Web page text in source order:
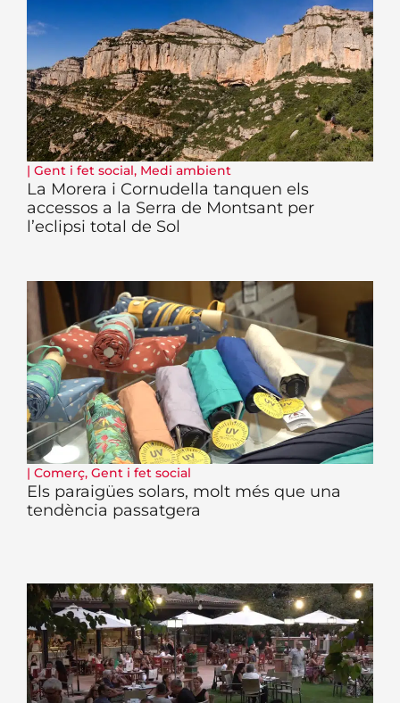
| Gent i fet social, Medi ambient
La Morera i Cornudella tanquen els
accessos a la Serra de Montsant per
l’eclipsi total de Sol
| Comerç, Gent i fet social
Els paraigües solars, molt més que una
tendència passatgera